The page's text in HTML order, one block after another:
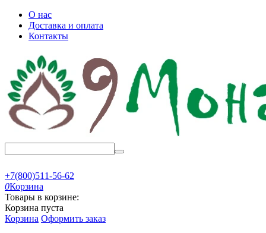
О нас
Доставка и оплата
Контакты
+7(800)511-56-62
0Корзина
Товары в корзине:
Корзина пуста
Корзина Оформить заказ